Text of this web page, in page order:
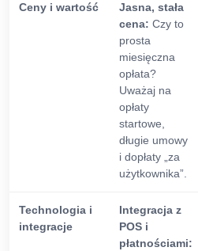
Ceny i wartość
Jasna, stała
cena: Czy to
prosta
miesięczna
opłata?
Uważaj na
opłaty
startowe,
długie umowy
i dopłaty „za
użytkownika”.
Technologia i
integracje
Integracja z
POS i
płatnościami: